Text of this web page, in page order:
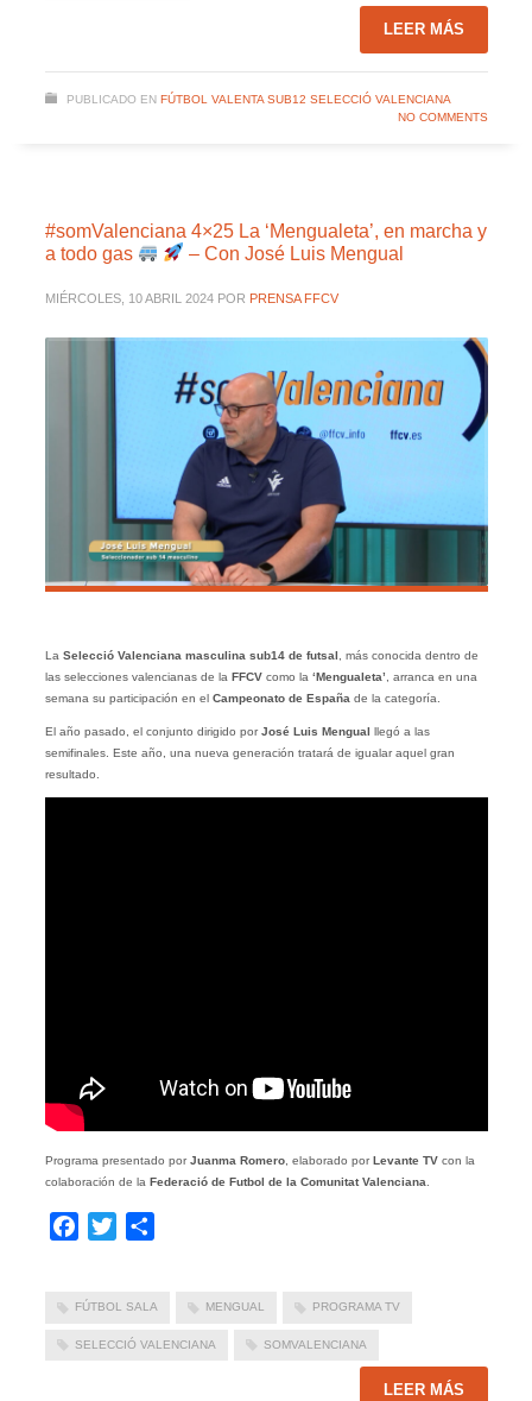
LEER MÁS
PUBLICADO EN FÚTBOL VALENTA SUB12 SELECCIÓ VALENCIANA
NO COMMENTS
#somValenciana 4×25 La ‘Mengualeta’, en marcha y
a todo gas
– Con José Luis Mengual
MIÉRCOLES, 10 ABRIL 2024 POR PRENSA FFCV
La Selecció Valenciana masculina sub14 de futsal, más conocida dentro de
las selecciones valencianas de la FFCVcomo la ‘Mengualeta’, arranca en una
semana su participación en el Campeonato de Españade la categoría.
El año pasado, el conjunto dirigido porJosé Luis Mengual llegó a las
semifinales. Este año, una nueva generación tratará de igualar aquel gran
resultado.
Programa presentado porJuanma Romero, elaborado porLevante TVcon la
colaboración de la Federació de Futbol de la Comunitat Valenciana.
Facebook
Twitter
FÚTBOL SALA MENGUAL PROGRAMA TV
SELECCIÓ VALENCIANA SOMVALENCIANA
LEER MÁS